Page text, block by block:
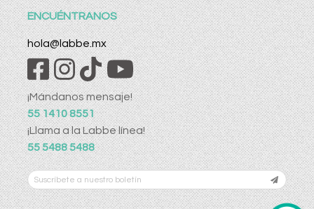
ENCUÉNTRANOS
hola@labbe.mx
¡Mándanos mensaje!
55 1410 8551
¡Llama a la Labbe línea!
55 5488 5488